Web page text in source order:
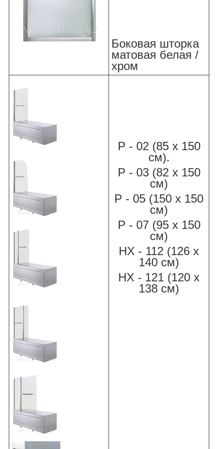
Боковая шторка
матовая белая /
хром
Р - 02 (85 х 150
см).
Р - 03 (82 х 150
см)
Р - 05 (150 х 150
см)
Р - 07 (95 х 150
см)
НХ - 112 (126 х
140 см)
НХ - 121 (120 х
138 см)